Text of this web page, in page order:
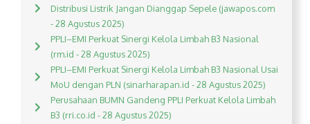
Distribusi Listrik Jangan Dianggap Sepele (jawapos.com
- 28 Agustus 2025)
PPLI–EMI Perkuat Sinergi Kelola Limbah B3 Nasional
(rm.id - 28 Agustus 2025)
PPLI–EMI Perkuat Sinergi Kelola Limbah B3 Nasional Usai
MoU dengan PLN (sinarharapan.id - 28 Agustus 2025)
Perusahaan BUMN Gandeng PPLI Perkuat Kelola Limbah
B3 (rri.co.id - 28 Agustus 2025)